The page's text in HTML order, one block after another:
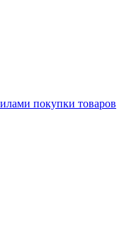
покупки товаров